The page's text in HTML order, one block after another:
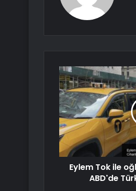
Eylem Tok ile
ABD'de